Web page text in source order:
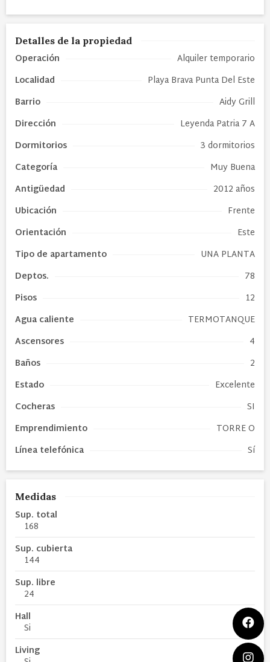
Detalles de la propiedad
Operación
Alquiler temporario
Localidad
Playa Brava Punta Del Este
Barrio
Aidy Grill
Dirección
Leyenda Patria 7 A
Dormitorios
3 dormitorios
Categoría
Muy Buena
Antigüedad
2012 años
Ubicación
Frente
Orientación
Este
Tipo de apartamento
UNA PLANTA
Deptos.
78
Pisos
12
Agua caliente
TERMOTANQUE
Ascensores
4
Baños
2
Estado
Excelente
Cocheras
SI
Emprendimiento
TORRE O
Línea telefónica
Sí
Medidas
Sup. total
168
Sup. cubierta
144
Sup. libre
24
Hall
Si
Living